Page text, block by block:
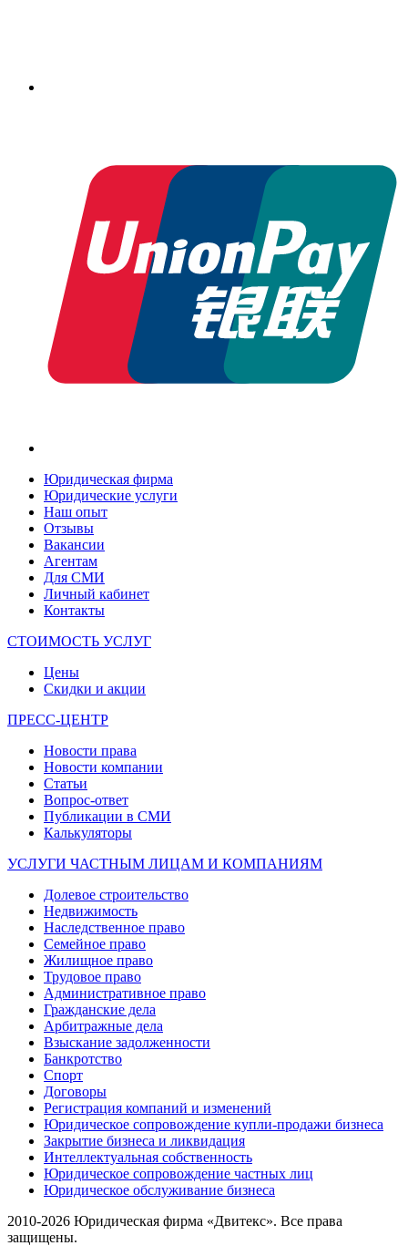
Юридическая фирма
Юридические услуги
Наш опыт
Отзывы
Вакансии
Агентам
Для СМИ
Личный кабинет
Контакты
СТОИМОСТЬ УСЛУГ
Цены
Скидки и акции
ПРЕСС-ЦЕНТР
Новости права
Новости компании
Статьи
Вопрос-ответ
Публикации в СМИ
Калькуляторы
УСЛУГИ ЧАСТНЫМ ЛИЦАМ И КОМПАНИЯМ
Долевое строительство
Недвижимость
Наследственное право
Семейное право
Жилищное право
Трудовое право
Административное право
Гражданские дела
Арбитражные дела
Взыскание задолженности
Банкротство
Спорт
Договоры
Регистрация компаний и изменений
Юридическое сопровождение купли-продажи бизнеса
Закрытие бизнеса и ликвидация
Интеллектуальная собственность
Юридическое сопровождение частных лиц
Юридическое обслуживание бизнеса
2010-2026 Юридическая фирма «Двитекс». Все права
защищены.